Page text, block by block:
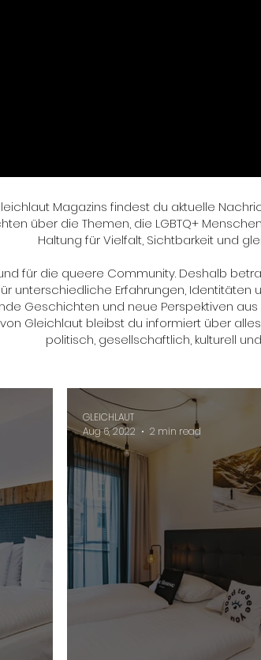
Magazins findest du aktuelle
über die Themen, die LGBTQ+
Haltung für Vielfalt, Sichtbarkeit und
für die queere Community. Deshalb
unterschiedliche Erfahrungen, Identitäten
Geschichten und neue Perspektiven
von Gleichlaut bleibst du informiert über
politisch, gesellschaftlich, kulturell
GLEICHLAUT
Aug 6, 2022
2 min read